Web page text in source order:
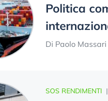
Politica
Di Paolo
SOS RENDIMENTI |